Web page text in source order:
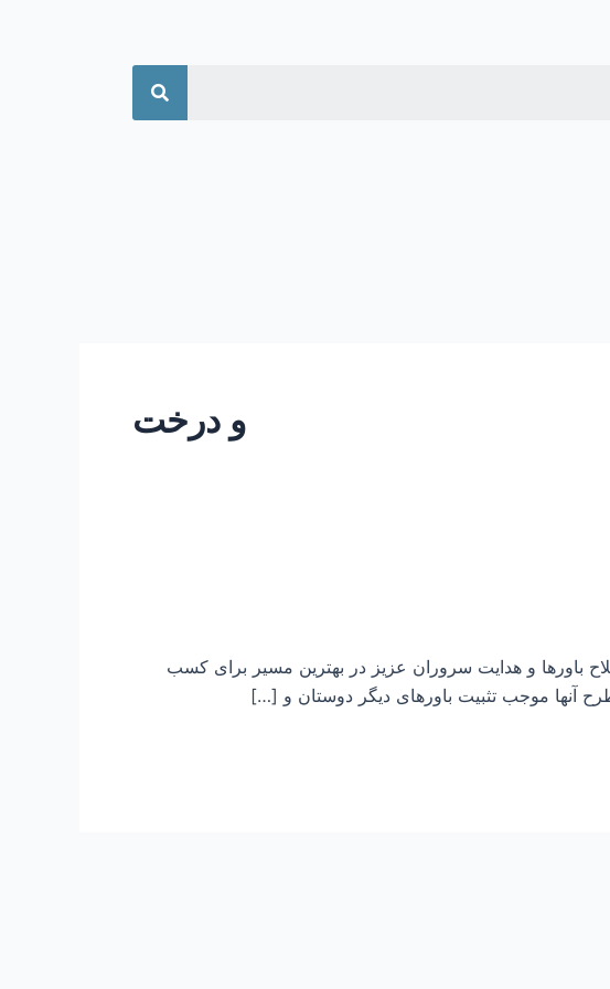
جستجو
و درخت
باورها و هدایت سروران عزیز در بهترین مسیر برای کسب
آنها موجب تثبیت باورهای دیگر دوستان و […]